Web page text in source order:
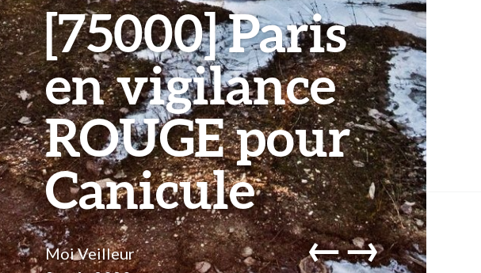
[75000] Paris
en vigilance
ROUGE pour
Canicule
Moi Veilleur
←→